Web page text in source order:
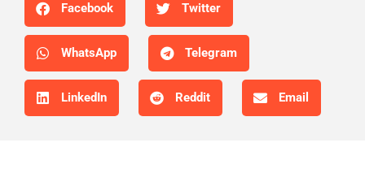
Facebook Twitter
WhatsApp Telegram
LinkedIn Reddit Email